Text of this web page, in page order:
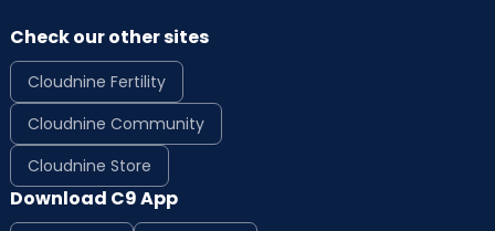
Check our other sites
Cloudnine Fertility
Cloudnine Community
Cloudnine Store
Download C9 App